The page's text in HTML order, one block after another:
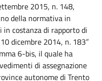
2015, n. 148,
della normativa in
costanza di rapporto di
dicembre 2014, n. 183”
6-bis, il quale ha
di assegnazione
autonome di Trento